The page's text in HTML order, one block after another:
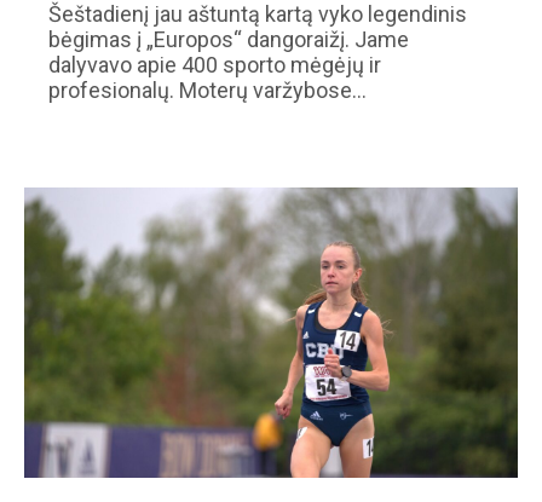
Šeštadienį jau aštuntą kartą vyko legendinis
bėgimas į „Europos“ dangoraižį. Jame
dalyvavo apie 400 sporto mėgėjų ir
profesionalų. Moterų varžybose…